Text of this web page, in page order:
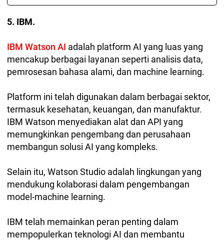
5. IBM.
IBM Watson AI adalah platform AI yang luas yang
mencakup berbagai layanan seperti analisis data,
pemrosesan bahasa alami, dan machine learning.
Platform ini telah digunakan dalam berbagai sektor,
termasuk kesehatan, keuangan, dan manufaktur.
IBM Watson menyediakan alat dan API yang
memungkinkan pengembang dan perusahaan
membangun solusi AI yang kompleks.
Selain itu, Watson Studio adalah lingkungan yang
mendukung kolaborasi dalam pengembangan
model-machine learning.
IBM telah memainkan peran penting dalam
mempopulerkan teknologi AI dan membantu